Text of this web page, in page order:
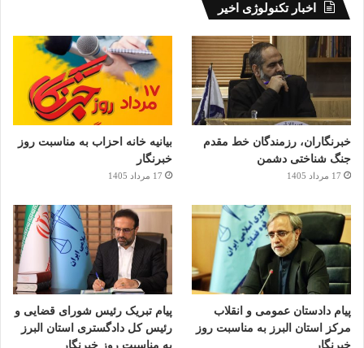
اخبار تکنولوژی اخیر
خبرنگاران، رزمندگان خط مقدم
جنگ شناختی دشمن
17 مرداد 1405
بیانیه خانه احزاب به مناسبت روز
خبرنگار
17 مرداد 1405
پیام دادستان عمومی و انقلاب
مرکز استان البرز به مناسبت روز
خبرنگار
پیام تبریک رئیس شورای قضایی و
رئیس کل دادگستری استان البرز
به مناسبت روز خبرنگار